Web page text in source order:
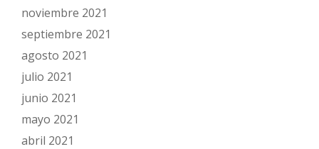
noviembre 2021
septiembre 2021
agosto 2021
julio 2021
junio 2021
mayo 2021
abril 2021